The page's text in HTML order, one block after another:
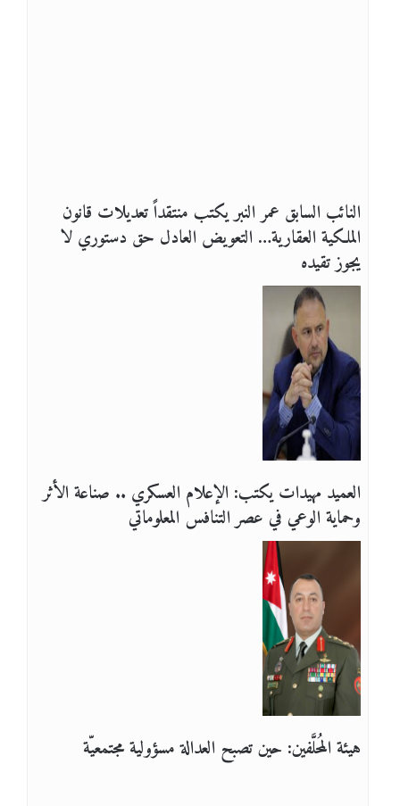
النائب السابق عمر النبر يكتب منتقداً تعديلات قانون
الملكية العقارية… التعويض العادل حق دستوري لا
يجوز تقيده
العميد مهيدات يكتب: الإعلام العسكري .. صناعة الأثر
وحماية الوعي في عصر التنافس المعلوماتي
هيئة المُحلَّفين: حين تصبح العدالة مسؤولية مجتمعيّة